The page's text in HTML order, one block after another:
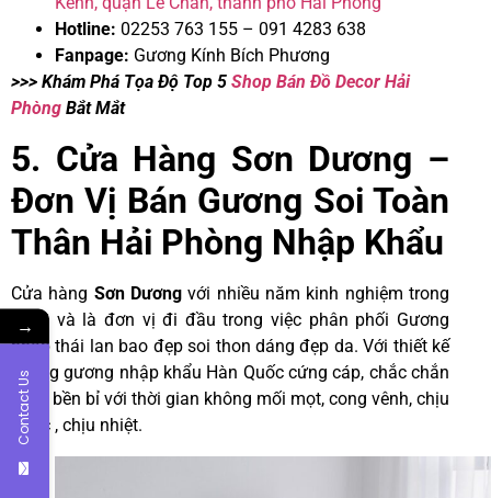
Hotline: 02253 763 155 – 091 4283 638
Fanpage: Gương Kính Bích Phương
>>> Khám Phá Tọa Độ Top 5 Shop Bán Đồ Decor Hải
Phòng Bắt Mắt
5. Cửa Hàng Sơn Dương –
Đơn Vị Bán Gương Soi Toàn
Thân Hải Phòng Nhập Khẩu
Cửa hàng Sơn Dương với nhiều năm kinh nghiệm trong
nghề và là đơn vị đi đầu trong việc phân phối Gương
nhập thái lan bao đẹp soi thon dáng đẹp da. Với thiết kế
khung gương nhập khẩu Hàn Quốc cứng cáp, chắc chắn
, đẹp bền bỉ với thời gian không mối mọt, cong vênh, chịu
nước , chịu nhiệt.
→
Contact Us